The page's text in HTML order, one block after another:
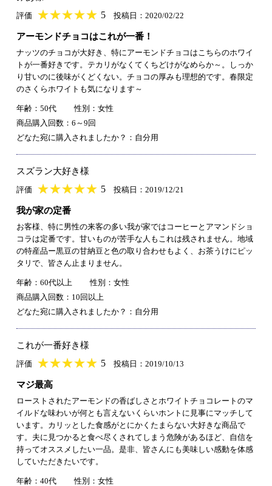
評価 ★★★★★
★★★★★ 5 投稿日：2020/02/22
アーモンドチョコはこれが一番！
ナッツのチョコが大好き、特にアーモンドチョコはこちらのホワイ
トが一番好きです。テカリがなくてくちどけがなめらか～。しっか
り甘いのに後味がくどくない。チョコの厚みも理想的です。春限定
のさくらホワイトも気になります～
年齢：50代
性別：女性
商品購入回数：6～9回
どなた宛に購入されましたか？：自分用
スズラン大好き様
評価 ★★★★★
★★★★★ 5 投稿日：2019/12/21
我が家の定番
お客様、特に男性の来客の多い我が家ではコーヒーとアマンドショ
コラは定番です。甘いものが苦手な人もこれは残されません。地域
の特産品ー黒豆の甘納豆と色の取り合わせもよく、お茶うけにピッ
タリで、皆さん止まりません。
年齢：60代以上
性別：女性
商品購入回数：10回以上
どなた宛に購入されましたか？：自分用
これが一番好き様
評価 ★★★★★
★★★★★ 5 投稿日：2019/10/13
マジ最高
ローストされたアーモンドの香ばしさとホワイトチョコレートのマ
イルドな味わいが何とも言えないくらいホントに見事にマッチして
います。カリッとした食感がとにかくたまらない大好きな商品で
す。夫に見つかると食べ尽くされてしまう危険があるほど、自信を
持ってオススメしたい一品。是非、皆さんにも美味しい感動を体感
していただきたいです。
年齢：40代
性別：女性